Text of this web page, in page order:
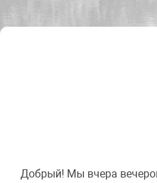
Добрый! Мы вчера